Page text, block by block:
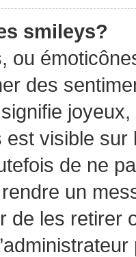
smileys?
ou
des
est visible
de ne
un
de les retirer